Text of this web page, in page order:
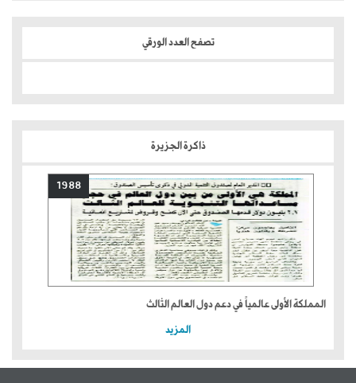
تصفح العدد الورقي
ذاكرة الجزيرة
1988
المملكة الأولى عالمياً في دعم دول العالم الثالث
المزيد